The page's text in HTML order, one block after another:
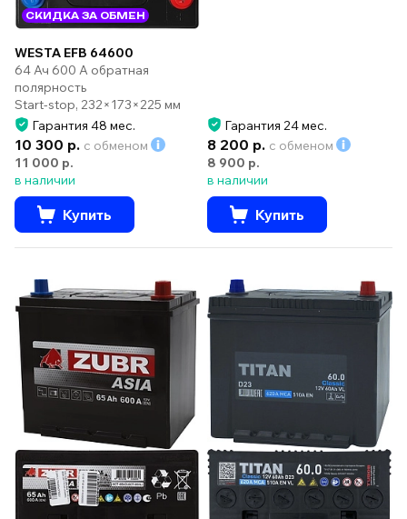
СКИДКА ЗА ОБМЕН
WESTA EFB 64600
64 Ач 600 А обратная
полярность
Start-stop, 232×173×225 мм
Гарантия 48 мес.
10 300 р. с обменом
11 000 р.
в наличии
Купить
Гарантия 24 мес.
8 200 р. с обменом
8 900 р.
в наличии
Купить